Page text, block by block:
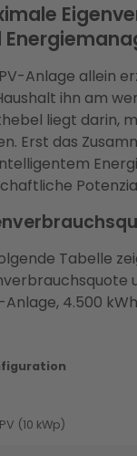
Anlage allein
ihn am
liegt darin,
Erst das
Tabelle
4.500
(10 kWp)